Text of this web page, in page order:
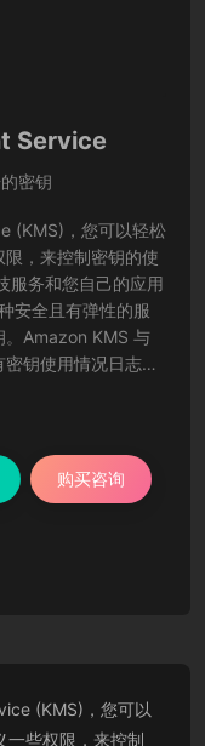
Service
密钥
(KMS)，您可以轻松
，来控制密钥的使
服务和您自己的应用
安全且有弹性的服
。Amazon KMS 与
钥使用情况日志，
购买咨询
(KMS)，您可以
一些权限，来控制